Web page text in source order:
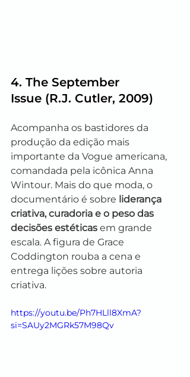
4. The September
Issue (R.J. Cutler, 2009)
Acompanha os bastidores da
produção da edição mais
importante da Vogue americana,
comandada pela icônica Anna
Wintour. Mais do que moda, o
documentário é sobre liderança
criativa, curadoria e o peso das
decisões estéticas em grande
escala. A figura de Grace
Coddington rouba a cena e
entrega lições sobre autoria
criativa.
https://youtu.be/Ph7HLll8XmA?
si=SAUy2MGRk57M98Qv